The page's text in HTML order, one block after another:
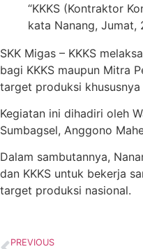
“KKKS (Kontraktor
kata Nanang, Jumat,
SKK Migas – KKKS
bagi KKKS maupun Mitra
target produksi
Kegiatan ini dihadiri oleh
Sumbagsel, Anggono
Dalam sambutannya,
dan KKKS untuk bekerja
target produksi nasional.
PREVIOUS